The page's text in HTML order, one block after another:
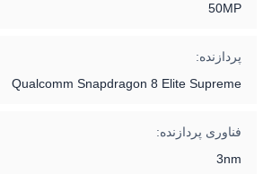
50MP
پردازنده:
Qualcomm Snapdragon 8 Elite Supreme
فناوری پردازنده:
3nm